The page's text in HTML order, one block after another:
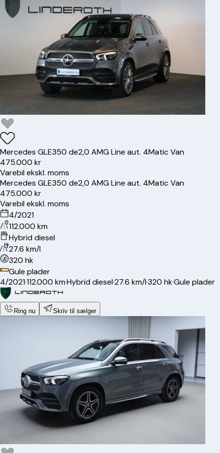
Mercedes GLE350 de2,0 AMG Line aut. 4Matic Van
475.000 kr
Varebil ekskl. moms
Mercedes GLE350 de2,0 AMG Line aut. 4Matic Van
475.000 kr
Varebil ekskl. moms
4/2021
112.000 km
Hybrid diesel
27.6 km/l
320 hk
Gule plader
4/2021·112.000 km·Hybrid diesel·27.6 km/l·320 hk·Gule plader
Ring nu Skriv til sælger